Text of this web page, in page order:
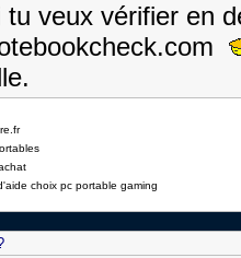
tu veux vérifier en
choix pc portable gaming